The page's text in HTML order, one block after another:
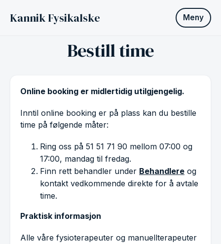
Kannik Fysikalske Meny
Bestill time
Online booking er midlertidig utilgjengelig.
Inntil online booking er på plass kan du bestille
time på følgende måter:
Ring oss på 51 51 71 90 mellom 07:00 og
17:00, mandag til fredag.
Finn rett behandler under Behandlere og
kontakt vedkommende direkte for å avtale
time.
Praktisk informasjon
Alle våre fysioterapeuter og manuellterapeuter